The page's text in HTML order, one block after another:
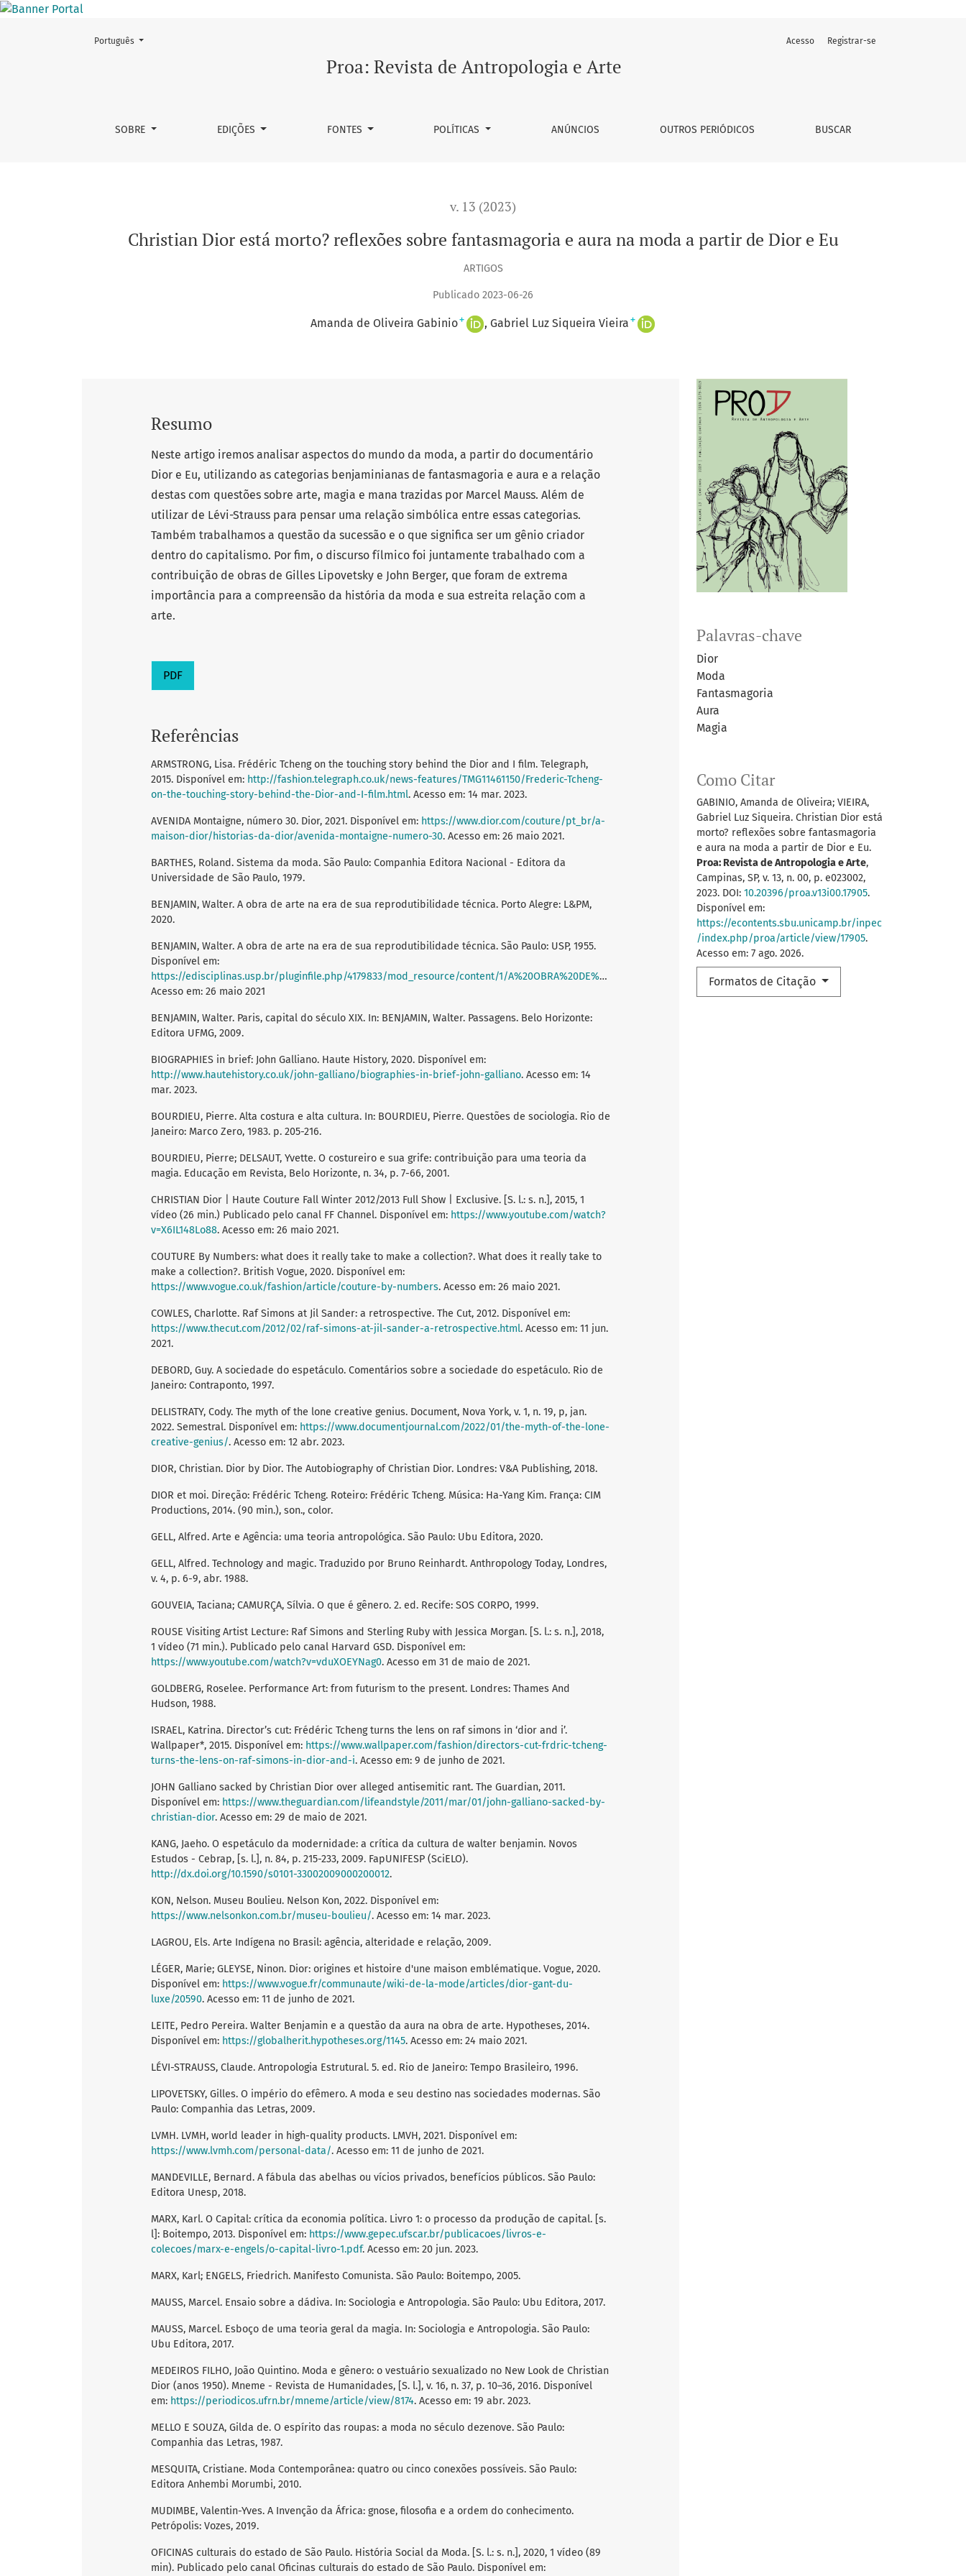
Christian Dior está morto? reflexões sobre fantasmagoria e aura na moda a partir de Dior e Eu
Proa: Revista de Antropologia e Arte
SOBRE EDIÇÕES FONTES POLÍTICAS ANÚNCIOS OUTROS PERIÓDICOS BUSCAR
Acesso Registrar-se
Mudar o idioma. O atual é:
Português
v. 13 (2023)
Christian Dior está morto? reflexões sobre fantasmagoria e aura na moda a partir de Dior e Eu
ARTIGOS
Publicado 2023-06-26
Amanda de Oliveira Gabinio+ Gabriel Luz Siqueira Vieira +
Palavras-chave
Dior
Moda
Fantasmagoria
Aura
Magia
Como Citar
GABINIO, Amanda de Oliveira; VIEIRA,
Gabriel Luz Siqueira. Christian Dior está
morto? reflexões sobre fantasmagoria
e aura na moda a partir de Dior e Eu.
Proa: Revista de Antropologia e Arte,
Campinas, SP, v. 13, n. 00, p. e023002,
2023. DOI: 10.20396/proa.v13i00.17905.
Disponível em:
https://econtents.sbu.unicamp.br/inpec
/index.php/proa/article/view/17905.
Acesso em: 7 ago. 2026.
Formatos de Citação
Resumo
Neste artigo iremos analisar aspectos do mundo da moda, a partir do documentário
Dior e Eu, utilizando as categorias benjaminianas de fantasmagoria e aura e a relação
destas com questões sobre arte, magia e mana trazidas por Marcel Mauss. Além de
utilizar de Lévi-Strauss para pensar uma relação simbólica entre essas categorias.
Também trabalhamos a questão da sucessão e o que significa ser um gênio criador
dentro do capitalismo. Por fim, o discurso fílmico foi juntamente trabalhado com a
contribuição de obras de Gilles Lipovetsky e John Berger, que foram de extrema
importância para a compreensão da história da moda e sua estreita relação com a
arte.
PDF
Referências
ARMSTRONG, Lisa. Frédéric Tcheng on the touching story behind the Dior and I film. Telegraph,
2015. Disponível em: http://fashion.telegraph.co.uk/news-features/TMG11461150/Frederic-Tcheng-
on-the-touching-story-behind-the-Dior-and-I-film.html. Acesso em: 14 mar. 2023.
AVENIDA Montaigne, número 30. Dior, 2021. Disponível em: https://www.dior.com/couture/pt_br/a-
maison-dior/historias-da-dior/avenida-montaigne-numero-30. Acesso em: 26 maio 2021.
BARTHES, Roland. Sistema da moda. São Paulo: Companhia Editora Nacional - Editora da
Universidade de São Paulo, 1979.
BENJAMIN, Walter. A obra de arte na era de sua reprodutibilidade técnica. Porto Alegre: L&PM,
2020.
BENJAMIN, Walter. A obra de arte na era de sua reprodutibilidade técnica. São Paulo: USP, 1955.
Disponível em:
https://edisciplinas.usp.br/pluginfile.php/4179833/mod_resource/content/1/A%20OBRA%20DE%20ARTE%20NA%20ERA%20DE%20SUA%20REPRODUTIBILIDADE%20TÉCNICA.pdf
Acesso em: 26 maio 2021
BENJAMIN, Walter. Paris, capital do século XIX. In: BENJAMIN, Walter. Passagens. Belo Horizonte:
Editora UFMG, 2009.
BIOGRAPHIES in brief: John Galliano. Haute History, 2020. Disponível em:
http://www.hautehistory.co.uk/john-galliano/biographies-in-brief-john-galliano. Acesso em: 14
mar. 2023.
BOURDIEU, Pierre. Alta costura e alta cultura. In: BOURDIEU, Pierre. Questões de sociologia. Rio de
Janeiro: Marco Zero, 1983. p. 205-216.
BOURDIEU, Pierre; DELSAUT, Yvette. O costureiro e sua grife: contribuição para uma teoria da
magia. Educação em Revista, Belo Horizonte, n. 34, p. 7-66, 2001.
CHRISTIAN Dior | Haute Couture Fall Winter 2012/2013 Full Show | Exclusive. [S. l.: s. n.], 2015, 1
vídeo (26 min.) Publicado pelo canal FF Channel. Disponível em: https://www.youtube.com/watch?
v=X6IL148Lo88. Acesso em: 26 maio 2021.
COUTURE By Numbers: what does it really take to make a collection?. What does it really take to
make a collection?. British Vogue, 2020. Disponível em:
https://www.vogue.co.uk/fashion/article/couture-by-numbers. Acesso em: 26 maio 2021.
COWLES, Charlotte. Raf Simons at Jil Sander: a retrospective. The Cut, 2012. Disponível em:
https://www.thecut.com/2012/02/raf-simons-at-jil-sander-a-retrospective.html. Acesso em: 11 jun.
2021.
DEBORD, Guy. A sociedade do espetáculo. Comentários sobre a sociedade do espetáculo. Rio de
Janeiro: Contraponto, 1997.
DELISTRATY, Cody. The myth of the lone creative genius. Document, Nova York, v. 1, n. 19, p, jan.
2022. Semestral. Disponível em: https://www.documentjournal.com/2022/01/the-myth-of-the-lone-
creative-genius/. Acesso em: 12 abr. 2023.
DIOR, Christian. Dior by Dior. The Autobiography of Christian Dior. Londres: V&A Publishing, 2018.
DIOR et moi. Direção: Frédéric Tcheng. Roteiro: Frédéric Tcheng. Música: Ha-Yang Kim. França: CIM
Productions, 2014. (90 min.), son., color.
GELL, Alfred. Arte e Agência: uma teoria antropológica. São Paulo: Ubu Editora, 2020.
GELL, Alfred. Technology and magic. Traduzido por Bruno Reinhardt. Anthropology Today, Londres,
v. 4, p. 6-9, abr. 1988.
GOUVEIA, Taciana; CAMURÇA, Sílvia. O que é gênero. 2. ed. Recife: SOS CORPO, 1999.
ROUSE Visiting Artist Lecture: Raf Simons and Sterling Ruby with Jessica Morgan. [S. l.: s. n.], 2018,
1 vídeo (71 min.). Publicado pelo canal Harvard GSD. Disponível em:
https://www.youtube.com/watch?v=vduXOEYNag0. Acesso em 31 de maio de 2021.
GOLDBERG, Roselee. Performance Art: from futurism to the present. Londres: Thames And
Hudson, 1988.
ISRAEL, Katrina. Director’s cut: Frédéric Tcheng turns the lens on raf simons in ‘dior and i’.
Wallpaper*, 2015. Disponível em: https://www.wallpaper.com/fashion/directors-cut-frdric-tcheng-
turns-the-lens-on-raf-simons-in-dior-and-i. Acesso em: 9 de junho de 2021.
JOHN Galliano sacked by Christian Dior over alleged antisemitic rant. The Guardian, 2011.
Disponível em: https://www.theguardian.com/lifeandstyle/2011/mar/01/john-galliano-sacked-by-
christian-dior. Acesso em: 29 de maio de 2021.
KANG, Jaeho. O espetáculo da modernidade: a crítica da cultura de walter benjamin. Novos
Estudos - Cebrap, [s. l.], n. 84, p. 215-233, 2009. FapUNIFESP (SciELO).
http://dx.doi.org/10.1590/s0101-33002009000200012.
KON, Nelson. Museu Boulieu. Nelson Kon, 2022. Disponível em:
https://www.nelsonkon.com.br/museu-boulieu/. Acesso em: 14 mar. 2023.
LAGROU, Els. Arte Indígena no Brasil: agência, alteridade e relação, 2009.
LÉGER, Marie; GLEYSE, Ninon. Dior: origines et histoire d'une maison emblématique. Vogue, 2020.
Disponível em: https://www.vogue.fr/communaute/wiki-de-la-mode/articles/dior-gant-du-
luxe/20590. Acesso em: 11 de junho de 2021.
LEITE, Pedro Pereira. Walter Benjamin e a questão da aura na obra de arte. Hypotheses, 2014.
Disponível em: https://globalherit.hypotheses.org/1145. Acesso em: 24 maio 2021.
LÉVI-STRAUSS, Claude. Antropologia Estrutural. 5. ed. Rio de Janeiro: Tempo Brasileiro, 1996.
LIPOVETSKY, Gilles. O império do efêmero. A moda e seu destino nas sociedades modernas. São
Paulo: Companhia das Letras, 2009.
LVMH. LVMH, world leader in high-quality products. LMVH, 2021. Disponível em:
https://www.lvmh.com/personal-data/. Acesso em: 11 de junho de 2021.
MANDEVILLE, Bernard. A fábula das abelhas ou vícios privados, benefícios públicos. São Paulo:
Editora Unesp, 2018.
MARX, Karl. O Capital: crítica da economia política. Livro 1: o processo da produção de capital. [s.
l]: Boitempo, 2013. Disponível em: https://www.gepec.ufscar.br/publicacoes/livros-e-
colecoes/marx-e-engels/o-capital-livro-1.pdf. Acesso em: 20 jun. 2023.
MARX, Karl; ENGELS, Friedrich. Manifesto Comunista. São Paulo: Boitempo, 2005.
MAUSS, Marcel. Ensaio sobre a dádiva. In: Sociologia e Antropologia. São Paulo: Ubu Editora, 2017.
MAUSS, Marcel. Esboço de uma teoria geral da magia. In: Sociologia e Antropologia. São Paulo:
Ubu Editora, 2017.
MEDEIROS FILHO, João Quintino. Moda e gênero: o vestuário sexualizado no New Look de Christian
Dior (anos 1950). Mneme - Revista de Humanidades, [S. l.], v. 16, n. 37, p. 10–36, 2016. Disponível
em: https://periodicos.ufrn.br/mneme/article/view/8174. Acesso em: 19 abr. 2023.
MELLO E SOUZA, Gilda de. O espírito das roupas: a moda no século dezenove. São Paulo:
Companhia das Letras, 1987.
MESQUITA, Cristiane. Moda Contemporânea: quatro ou cinco conexões possíveis. São Paulo:
Editora Anhembi Morumbi, 2010.
MUDIMBE, Valentin-Yves. A Invenção da África: gnose, filosofia e a ordem do conhecimento.
Petrópolis: Vozes, 2019.
OFICINAS culturais do estado de São Paulo. História Social da Moda. [S. l.: s. n.], 2020, 1 vídeo (89
min). Publicado pelo canal Oficinas culturais do estado de São Paulo. Disponível em: